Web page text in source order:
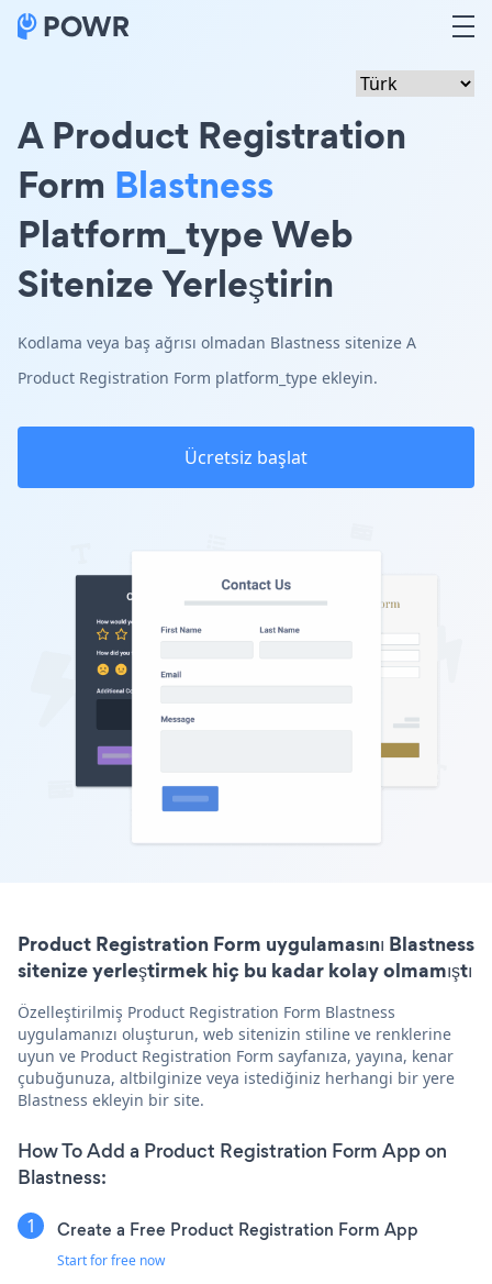
A Product Registration
Form Blastness
Platform_type Web
Sitenize Yerleştirin
Kodlama veya baş ağrısı olmadan Blastness sitenize A
Product Registration Form platform_type ekleyin.
Ücretsiz başlat
Product Registration Form uygulamasını Blastness
sitenize yerleştirmek hiç bu kadar kolay olmamıştı
Özelleştirilmiş Product Registration Form Blastness
uygulamanızı oluşturun, web sitenizin stiline ve renklerine
uyun ve Product Registration Form sayfanıza, yayına, kenar
çubuğunuza, altbilginize veya istediğiniz herhangi bir yere
Blastness ekleyin bir site.
How To Add a Product Registration Form App on
Blastness:
Create a Free Product Registration Form App
Start for free now